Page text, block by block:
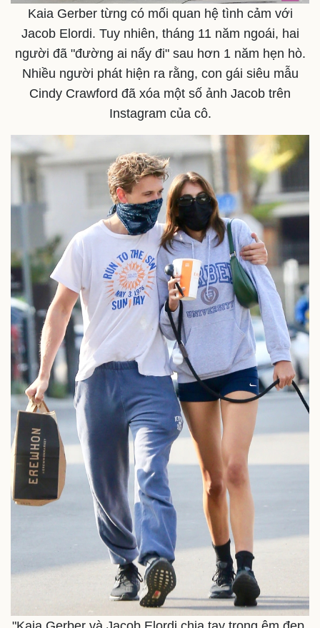
Sức khỏe
Dinh dưỡng - món ngon
Cây thuốc
Sản phụ khoa
Nhi khoa
Nam khoa
Làm đẹp - giảm cân
Phòng mạch online
Ăn sạch sống khỏe
Đời sống
Nhà đẹp
Blog
Tình yêu - Gia đình
Kaia Gerber từng có mối quan hệ tình cảm với
Jacob Elordi. Tuy nhiên, tháng 11 năm ngoái, hai
người đã "đường ai nấy đi" sau hơn 1 năm hẹn hò.
Nhiều người phát hiện ra rằng, con gái siêu mẫu
Cindy Crawford đã xóa một số ảnh Jacob trên
Instagram của cô.